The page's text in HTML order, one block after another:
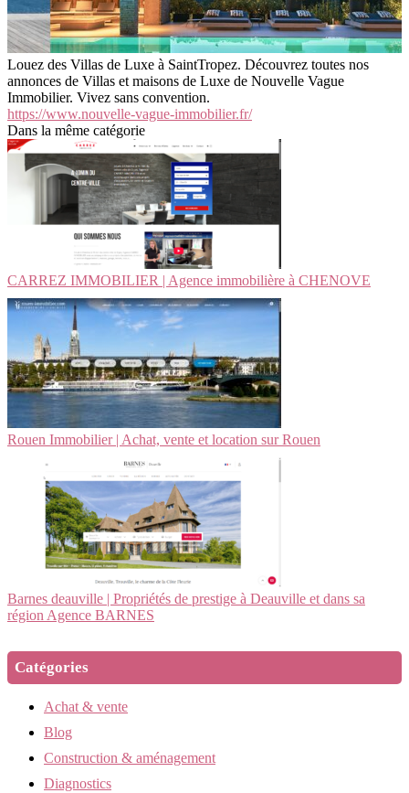
Louez des Villas de Luxe à SaintTropez. Découvrez toutes nos
annonces de Villas et maisons de Luxe de Nouvelle Vague
Immobilier. Vivez sans convention.
https://www.nouvelle-vague-immobilier.fr/
Dans la même catégorie
CARREZ IMMOBILIER | Agence immobilière à CHENOVE
Rouen Immobilier | Achat, vente et location sur Rouen
Barnes deauville | Propriétés de prestige à Deauville et dans sa
région Agence BARNES
Catégories
Achat & vente
Blog
Construction & aménagement
Diagnostics